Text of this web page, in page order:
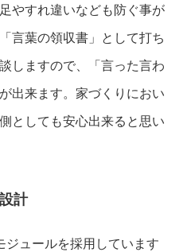
やすれ違いなども防ぐ事が
言葉の領収書」として打ち
しますので、「言った言わ
出来ます。家づくりにおい
としても安心出来ると思い
計
ジュールを採用しています